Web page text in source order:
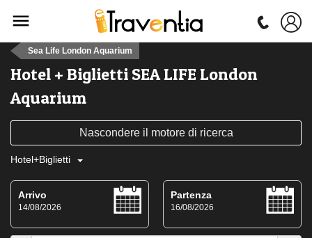
Sea Life London Aquarium
Hotel + Biglietti SEA LIFE London
Aquarium
Nascondere il motore di ricerca
Hotel+Biglietti
Arrivo
14/08/2026
Partenza
16/08/2026